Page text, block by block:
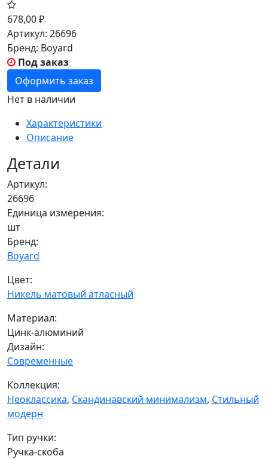
678,00₽
Артикул: 26696
Бренд: Boyard
Под заказ
Оформить заказ
Нет в наличии
Характеристики
Описание
Детали
Артикул:
26696
Единица измерения:
шт
Бренд:
Boyard
Цвет:
Никель матовый атласный
Материал:
Цинк-алюминий
Дизайн:
Современные
Коллекция:
Неоклассика, Скандинавский минимализм, Стильный
модерн
Тип ручки:
Ручка-скоба